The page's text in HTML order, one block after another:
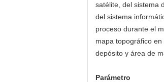
satélite, del sistema
del sistema
proceso durante el
mapa topográfico
depósito y área de
Parámetro